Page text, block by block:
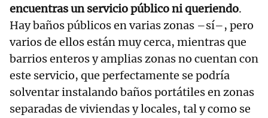
encuentras un servicio público ni queriendo.
Hay baños públicos en varias zonas –sí–, pero
varios de ellos están muy cerca, mientras que
barrios enteros y amplias zonas no cuentan con
este servicio, que perfectamente se podría
solventar instalando baños portátiles en zonas
separadas de viviendas y locales, tal y como se